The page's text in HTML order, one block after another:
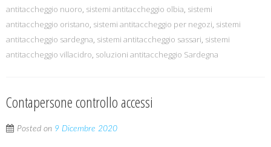
antitaccheggio nuoro, sistemi antitaccheggio olbia, sistemi
antitaccheggio oristano, sistemi antitaccheggio per negozi, sistemi
antitaccheggio sardegna, sistemi antitaccheggio sassari, sistemi
antitaccheggio villacidro, soluzioni antitaccheggio Sardegna
Contapersone controllo accessi
Posted on 9 Dicembre 2020